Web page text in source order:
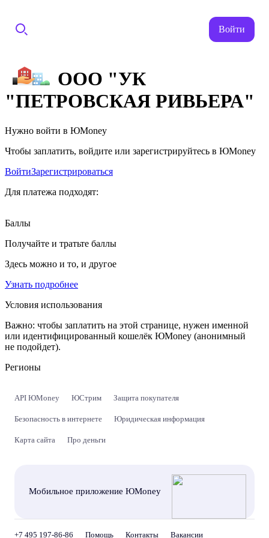
Войти
ООО "УК
"ПЕТРОВСКАЯ РИВЬЕРА"
Нужно войти в ЮMoney
Чтобы заплатить, войдите или зарегистрируйтесь в ЮMoney
ВойтиЗарегистрироваться
Для платежа подходят:
Баллы
Получайте и тратьте баллы
Здесь можно и то, и другое
Узнать подробнее
Условия использования
Важно: чтобы заплатить на этой странице, нужен именной
или идентифицированный кошелёк ЮMoney (анонимный
не подойдет).
Регионы
API ЮMoney ЮСтрим Защита покупателя
Безопасность в интернете Юридическая информация
Карта сайта Про деньги
Мобильное приложение ЮMoney
+7 495 197-86-86 Помощь Контакты Вакансии